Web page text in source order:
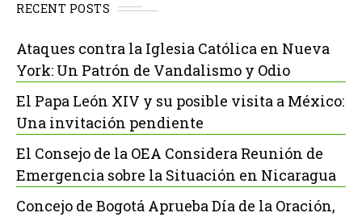
RECENT POSTS
Ataques contra la Iglesia Católica en Nueva
York: Un Patrón de Vandalismo y Odio
El Papa León XIV y su posible visita a México:
Una invitación pendiente
El Consejo de la OEA Considera Reunión de
Emergencia sobre la Situación en Nicaragua
Concejo de Bogotá Aprueba Día de la Oración,